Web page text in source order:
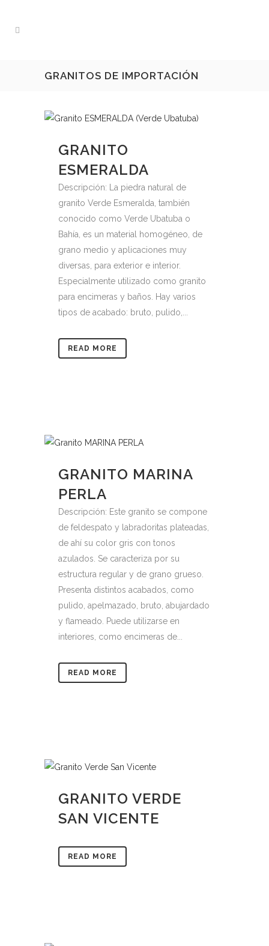
GRANITOS DE IMPORTACIÓN
GRANITO
ESMERALDA
Descripción: La piedra natural de
granito Verde Esmeralda, también
conocido como Verde Ubatuba o
Bahía, es un material homogéneo, de
grano medio y aplicaciones muy
diversas, para exterior e interior.
Especialmente utilizado como granito
para encimeras y baños. Hay varios
tipos de acabado: bruto, pulido,...
READ MORE
GRANITO MARINA
PERLA
Descripción: Este granito se compone
de feldespato y labradoritas plateadas,
de ahí su color gris con tonos
azulados. Se caracteriza por su
estructura regular y de grano grueso.
Presenta distintos acabados, como
pulido, apelmazado, bruto, abujardado
y flameado. Puede utilizarse en
interiores, como encimeras de...
READ MORE
GRANITO VERDE
SAN VICENTE
READ MORE